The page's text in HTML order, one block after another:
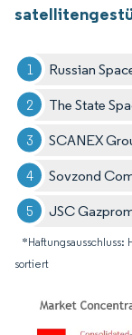
Russian
The State
SCANEX
Sovzond
JSC
sortiert